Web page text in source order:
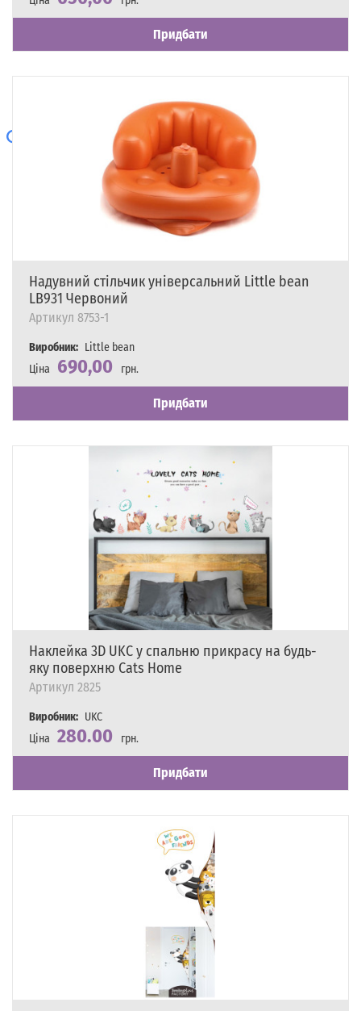
Наявність
Є в наявності
Придбати
Надувний стільчик універсальний Little bean
LB931 Червоний
Артикул 8753-1
Виробник: Little bean
Ціна
690,00
грн.
Наявність
Є в наявності
Придбати
Наклейка 3D UKC у спальню прикрасу на будь-
яку поверхню Cats Home
Артикул 2825
Виробник: UKC
Ціна 280.00
грн.
Наявність
Є в наявності
Придбати